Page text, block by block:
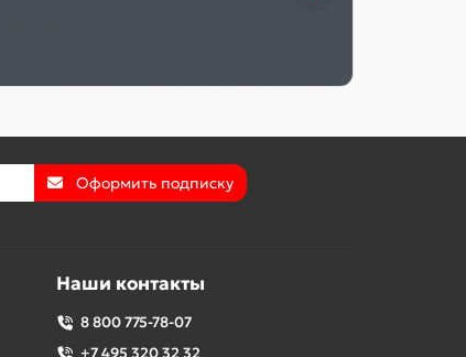
Оформить подписку
Наши контакты
8 800 775-78-07
+7 495 320 32 32